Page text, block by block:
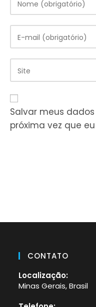
seu
nome
ou
nome
de
usuário
para
comentar
seu
endereço
de
e-
mail
para
comentar
URL
do
seu
site
(opcional)
Salvar meus
próxima vez que
CONTATO
Localização:
Minas Gerais, Brasil